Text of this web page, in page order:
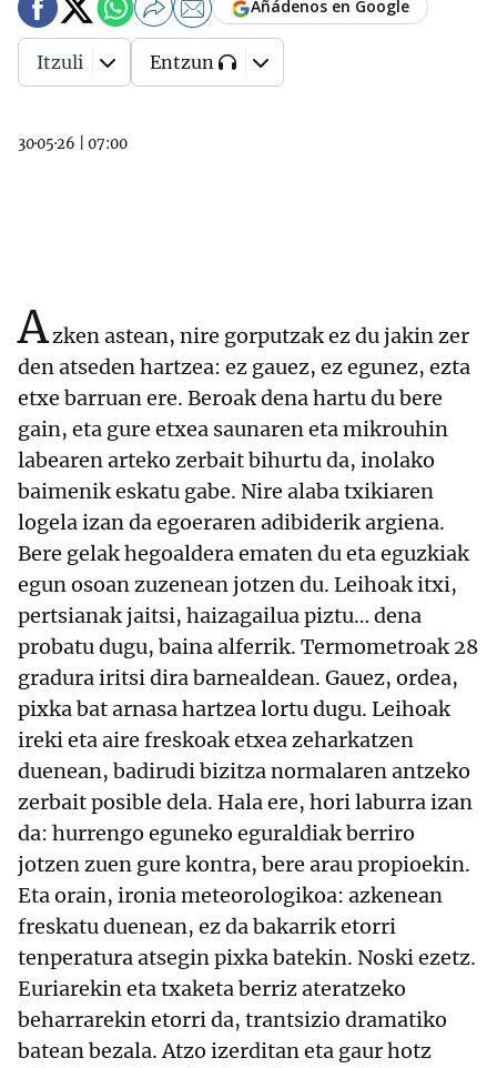
30·05·26 07:00
Añádenos en Google
Itzuli Entzun
Azken astean, nire gorputzak ez du jakin zer
den atseden hartzea: ez gauez, ez egunez, ezta
etxe barruan ere. Beroak dena hartu du bere
gain, eta gure etxea saunaren eta mikrouhin
labearen arteko zerbait bihurtu da, inolako
baimenik eskatu gabe. Nire alaba txikiaren
logela izan da egoeraren adibiderik argiena.
Bere gelak hegoaldera ematen du eta eguzkiak
egun osoan zuzenean jotzen du. Leihoak itxi,
pertsianak jaitsi, haizagailua piztu… dena
probatu dugu, baina alferrik. Termometroak 28
gradura iritsi dira barnealdean. Gauez, ordea,
pixka bat arnasa hartzea lortu dugu. Leihoak
ireki eta aire freskoak etxea zeharkatzen
duenean, badirudi bizitza normalaren antzeko
zerbait posible dela. Hala ere, hori laburra izan
da: hurrengo eguneko eguraldiak berriro
jotzen zuen gure kontra, bere arau propioekin.
Eta orain, ironia meteorologikoa: azkenean
freskatu duenean, ez da bakarrik etorri
tenperatura atsegin pixka batekin. Noski ezetz.
Euriarekin eta txaketa berriz ateratzeko
beharrarekin etorri da, trantsizio dramatiko
batean bezala. Atzo izerditan eta gaur hotz